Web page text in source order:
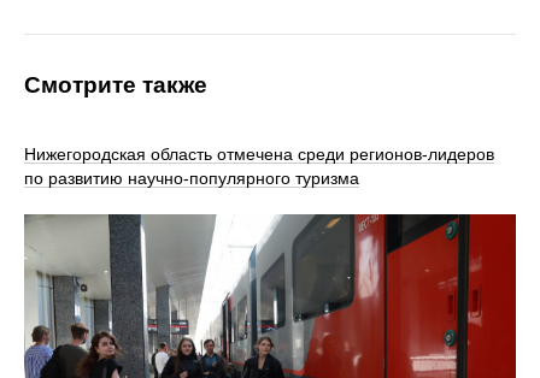
Смотрите также
Нижегородская область отмечена среди регионов-лидеров
по развитию научно-популярного туризма